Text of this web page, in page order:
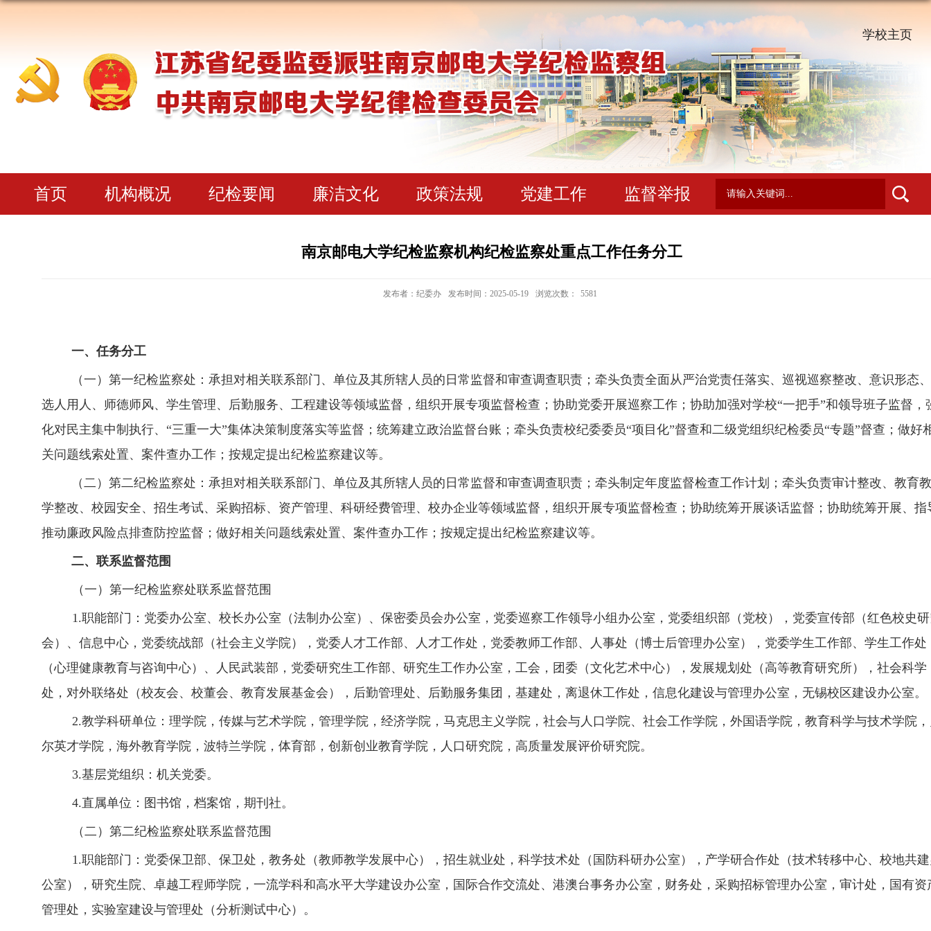
学校主页
首页 机构概况 纪检要闻 廉洁文化 政策法规 党建工作 监督举报
南京邮电大学纪检监察机构纪检监察处重点工作任务分工
发布者：纪委办 发布时间：2025-05-19 浏览次数： 5581
一、任务分工
（一）第一纪检监察处 ：承担对相关联系部门、单位及其所辖人员的日常监督和审查调查职责；牵头负责全面从严治党责任落实、巡视巡察整改、意识形态、
选人用人、师德师风、学生管理、后勤服务、工程建设等领域监督， 组织开展专项监督检查 ； 协助党委开展巡察工作；协助加强对学校“一把手”和领导班子监督，
化对民主集中制执行、“三重一大”集体决策制度落实等监督；统筹建立政治监督台账；牵头负责校纪委委员“项目化”督查和二级党组织纪检委员“专题”督查；做好
关问题线索处置、案件查办工作；按规定提出纪检监察建议等。
（二）第二纪检监察处： 承担对相关联系部门、单位及其所辖人员的日常监督和审查调查职责；牵头制定年度监督检查工作计划；牵头负责审计整改、教育教
学整改、校园安全、招生考试、采购招标、资产管理、科研经费管理、校办企业等领域监督，组织开展专项监督检查；协助统筹开展谈话监督；协助统筹开展、指
推动廉政风险点排查防控监督；做好相关问题线索处置、案件查办工作；按规定提出纪检监察建议等。
二、联系监督范围
（一）第一纪检监察处联系监督范围
1.职能部门： 党委办公室、校长办公室（法制办公室）、保密委员会办公室，党委巡察工作领导小组办公室，党委组织部（党校），党委宣传部（红色校史
会）、信息中心，党委统战部（社会主义学院），党委人才工作部、人才工作处，党委教师工作部、人事处（博士后管理办公室），党委学生工作部、学生工作处
（心理健康教育与咨询中心）、人民武装部，党委研究生工作部、研究生工作办公室，工会，团委（文化艺术中心），发展规划处（高等教育研究所），社会科学
处，对外联络处（校友会、校董会、教育发展基金会），后勤管理处、后勤服务集团，基建处，离退休工作处，信息化建设与管理办公室，无锡校区建设办公室。
2.教学科研单位： 理学院，传媒与艺术学院，管理学院，经济学院，马克思主义学院，社会与人口学院、社会工作学院，外国语学院，教育科学与技术学院
尔英才学院，海外教育学院，波特兰学院，体育部，创新创业教育学院，人口研究院，高质量发展评价研究院。
3.基层党组织： 机关党委。
4.直属单位： 图书馆，档案馆，期刊社。
（二）第二纪检监察处联系监督范围
1.职能部门： 党委保卫部、保卫处，教务处（教师教学发展中心），招生就业处，科学技术处（国防科研办公室），产学研合作处（技术转移中心、校地共
公室），研究生院、卓越工程师学院，一流学科和高水平大学建设办公室，国际合作交流处、港澳台事务办公室，财务处，采购招标管理办公室，审计处，国有资
管理处，实验室建设与管理处（分析测试中心）。